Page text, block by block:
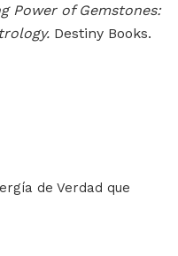
Power of Gemstones:
Destiny Books.
de Verdad que